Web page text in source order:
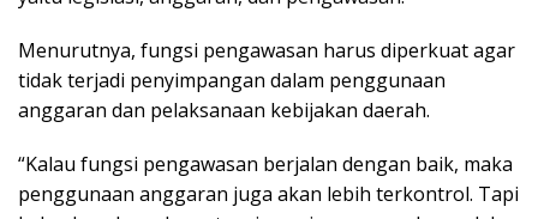
Menurutnya, fungsi pengawasan harus diperkuat agar
tidak terjadi penyimpangan dalam penggunaan
anggaran dan pelaksanaan kebijakan daerah.
“Kalau fungsi pengawasan berjalan dengan baik, maka
penggunaan anggaran juga akan lebih terkontrol. Tapi